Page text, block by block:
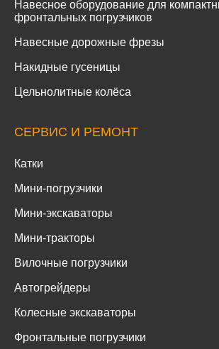
Навесное оборудование для
фронтальных погрузчиков
Навесные дорожные фрезы
Накидные гусеницы
Цельнолитные колёса
СЕРВИС И РЕМОНТ
Катки
Мини-погрузчики
Мини-экскаваторы
Мини-тракторы
Вилочные погрузчики
Автогрейдеры
Колесные экскаваторы
Фронтальные погрузчики